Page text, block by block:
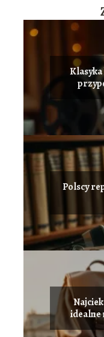
Polscy
idealne